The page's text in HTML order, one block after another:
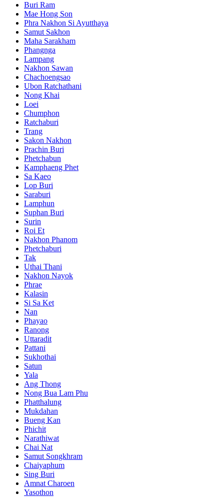
Buri Ram
Mae Hong Son
Phra Nakhon Si Ayutthaya
Samut Sakhon
Maha Sarakham
Phangnga
Lampang
Nakhon Sawan
Chachoengsao
Ubon Ratchathani
Nong Khai
Loei
Chumphon
Ratchaburi
Trang
Sakon Nakhon
Prachin Buri
Phetchabun
Kamphaeng Phet
Sa Kaeo
Lop Buri
Saraburi
Lamphun
Suphan Buri
Surin
Roi Et
Nakhon Phanom
Phetchaburi
Tak
Uthai Thani
Nakhon Nayok
Phrae
Kalasin
Si Sa Ket
Nan
Phayao
Ranong
Uttaradit
Pattani
Sukhothai
Satun
Yala
Ang Thong
Nong Bua Lam Phu
Phatthalung
Mukdahan
Bueng Kan
Phichit
Narathiwat
Chai Nat
Samut Songkhram
Chaiyaphum
Sing Buri
Amnat Charoen
Yasothon